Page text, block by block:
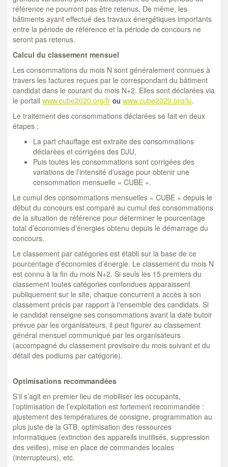
référence ne pourront pas être retenus. De même, les
bâtiments ayant effectué des travaux énergétiques importants
entre la période de référence et la période de concours ne
seront pas retenus.
Calcul du classement mensuel
Les consommations du mois N sont généralement connues à
travers les factures reçues par le correspondant du bâtiment
candidat dans le courant du mois N+2. Elles sont déclarées via
le portail www.cube2020.org/fr ou www.cube2020.org/lu.
Le traitement des consommations déclarées se fait en deux
étapes :
La part chauffage est extraite des consommations
déclarées et corrigées des DJU,
Puis toutes les consommations sont corrigées des
variations de l’intensité d’usage pour obtenir une
consommation mensuelle « CUBE ».
Le cumul des consommations mensuelles « CUBE » depuis le
début du concours est comparé au cumul des consommations
de la situation de référence pour déterminer le pourcentage
total d’économies d’énergies obtenu depuis le démarrage du
concours.
Le classement par catégories est établi sur la base de ce
pourcentage d’économies d’énergie. Le classement du mois N
est connu à la fin du mois N+2. Si seuls les 15 premiers du
classement toutes catégories confondues apparaissent
publiquement sur le site, chaque concurrent a accès à son
classement précis par rapport à l'ensemble des candidats. Si
le candidat renseigne ses consommations avant la date butoir
prévue par les organisateurs, il peut figurer au classement
général mensuel communiqué par les organisateurs
(accompagné du classement provisoire du mois suivant et du
détail des podiums par catégorie).
Optimisations recommandées
S’il s’agit en premier lieu de mobiliser les occupants,
l’optimisation de l’exploitation est fortement recommandée :
ajustement des températures de consigne, programmation au
plus juste de la GTB, optimisation des ressources
informatiques (extinction des appareils inutilisés, suppression
des veilles), mise en place de commandes locales
(interrupteurs), etc.